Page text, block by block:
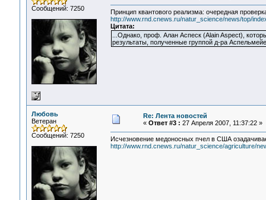
Сообщений: 7250
Принцип квантового реализма: очередная
http://www.rnd.cnews.ru/natur_science/news/top/
Цитата:
...Однако, проф. Алан Аспеск (Alain Aspect),
результаты, полученные группой д-ра
Любовь
Ветеран
Сообщений: 7250
Re: Лента новостей
« Ответ #3 : 27 Апреля 2007, 11:37:22 »
Исчезновение медоносных пчел в США
http://www.rnd.cnews.ru/natur_science/agriculture/